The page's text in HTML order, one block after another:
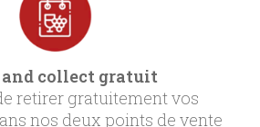
collect gratuit
retirer gratuitement vos
nos deux points de vente